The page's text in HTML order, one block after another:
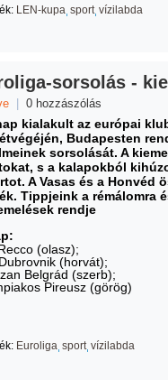
LEN-kupa sport vízilabda
sorsolás -
0 hozzászólás
kialakult az európai
Budapesten
sorsolását. A
s a kalapokból
A Vasas és a Honvéd
Tippjeink a rémálomra
rendje
(olasz);
(horvát);
Belgrád (szerb);
Pireusz (görög)
Euroliga sport vízilabda